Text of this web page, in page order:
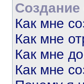
Как мне
Как мне
Как мне
Как мне